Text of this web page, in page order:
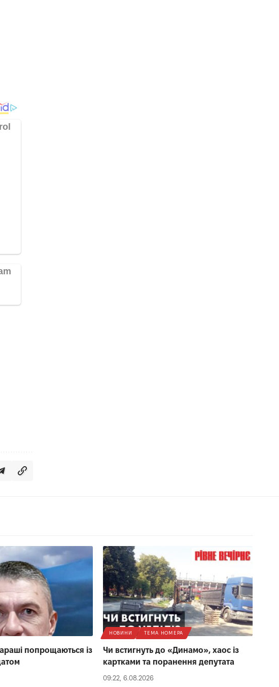
попрощаються із
НОВИНИ ТЕМА НОМЕРА
Чи встигнуть до «Динамо», хаос із
картками та поранення депутата
09:22, 6.08.2026